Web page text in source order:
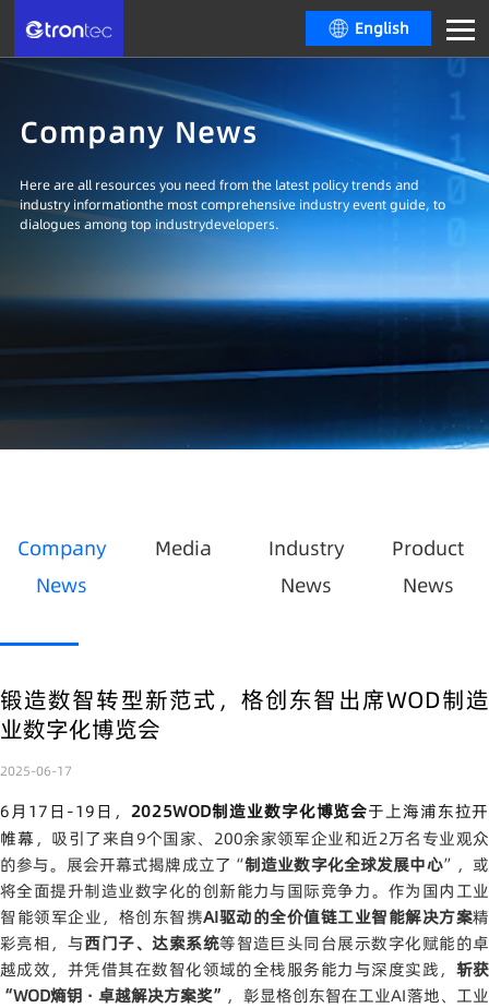
English
Company News
Here are all resources you need from the latest policy trends and
industry informationthe most comprehensive industry event guide, to
dialogues among top industrydevelopers.
Company
News
Media
Industry
News
Product
News
锻造数智转型新范式，格创东智出席WOD制造
业数字化博览会
2025-06-17
6月17日-19日， 2025WOD制造业数字化博览会于上海浦东拉开
帷幕 ，吸引了来自9个国家、200余家领军企业和近2万名专业观众
的参与。展会开幕式揭牌成立了“制造业数字化全球发展中心”，或
将全面提升制造业数字化的创新能力与国际竞争力。作为国内工业
智能领军企业，格创东智携AI驱动的全价值链工业智能解决方案精
彩亮相，与西门子、达索系统等智造巨头同台展示数字化赋能的卓
越成效，并凭借其在数智化领域的全栈服务能力与深度实践， 斩获
“WOD熵钥 · 卓越解决方案奖” ，彰显格创东智在工业AI落地、工业